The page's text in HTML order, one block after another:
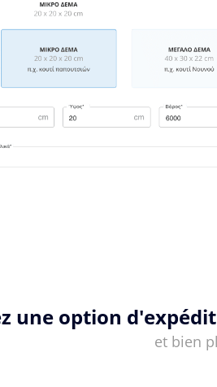
une option
et bien